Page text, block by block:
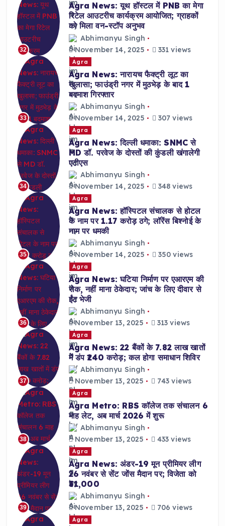
32
Agra News: यूथ हॉस्टल में PNB का मेगा
रिटेल आउटरीच कार्यक्रम आयोजित; ग्राहकों
को मिला वन-स्टॉप अनुभव
Abhimanyu Singh
November 14, 2025
331 views
33
Agra
Agra News: नारायच फैक्ट्री लूट का
खुलासा; फाउंड्री नगर में मुठभेड़ के बाद 1
बदमाश गिरफ्तार
Abhimanyu Singh
November 14, 2025
307 views
34
Agra
Agra News: दिल्ली धमाका: SNMC से
MD डॉ. परवेज के दोस्तों की कुंडली खंगालेगी
एटीएस
Abhimanyu Singh
November 14, 2025
348 views
35
Agra
Agra News: हॉस्पिटल संचालक से होटल
के नाम पर 1.17 करोड़ ठगे; लॉरेंस बिश्नोई के
नाम पर धमकी
Abhimanyu Singh
November 14, 2025
350 views
36
Agra
Agra News: घटिया निर्माण पर एआरएम की
रोक, नहीं माना ठेकेदार; जांच के लिए दीवार से
ईंट भेजी
Abhimanyu Singh
November 13, 2025
313 views
37
Agra
Agra News: 22 बैंकों के 7.82 लाख खातों
में डंप ₹240 करोड़; कल होगा समाधान शिविर
Abhimanyu Singh
November 13, 2025
743 views
38
Agra
Agra Metro: RBS कॉलेज तक संचालन 6
माह लेट, अब मार्च 2026 में शुरू
Abhimanyu Singh
November 13, 2025
433 views
39
Agra
Agra News: अंडर-19 मून प्रीमियर लीग
26 नवंबर से सेंट जोंस मैदान पर; विजेता को
₹31,000
Abhimanyu Singh
November 13, 2025
706 views
Agra